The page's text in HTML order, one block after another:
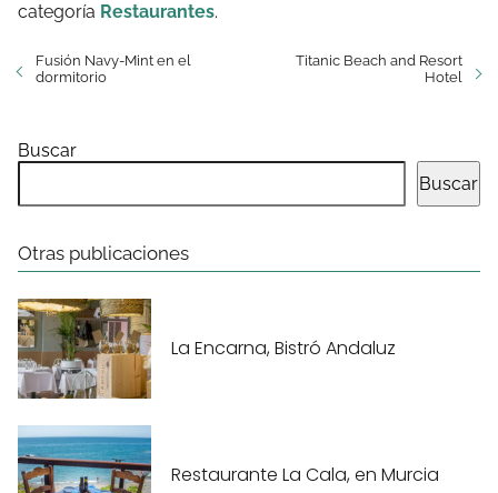
categoría Restaurantes.
Fusión Navy-Mint en el
dormitorio
Titanic Beach and Resort
Hotel
Buscar
Buscar
Otras publicaciones
La Encarna, Bistró Andaluz
Restaurante La Cala, en Murcia